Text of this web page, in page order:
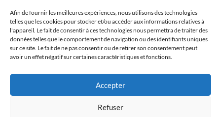
Afin de fournir les meilleures expériences, nous utilisons des technologies
telles que les cookies pour stocker et/ou accéder aux informations relatives à
l'appareil. Le fait de consentir à ces technologies nous permettra de traiter des
données telles que le comportement de navigation ou des identifiants uniques
sur ce site. Le fait de ne pas consentir ou de retirer son consentement peut
avoir un effet négatif sur certaines caractéristiques et fonctions.
Accepter
Refuser
Popular Free Games
LATEST UPDATES